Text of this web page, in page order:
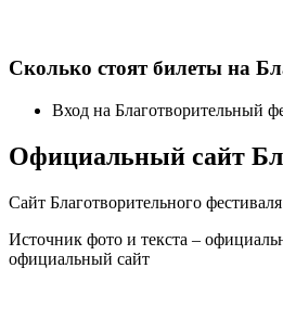
Сколько стоят билеты на
Вход на Благотворительный
Официальный сайт
Сайт Благотворительного
Источник фото и текста –
официальный сайт